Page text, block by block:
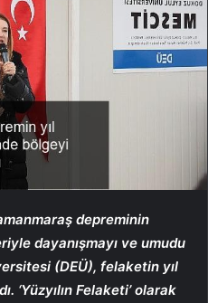
depreminin
dayanışmayı ve umudu
(DEÜ), felaketin yıl
‘Yüzyılın Felaketi’ olarak